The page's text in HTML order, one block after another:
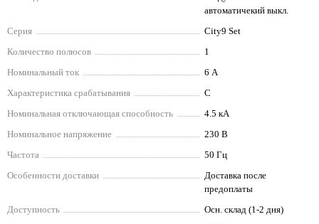
автоматичекий выкл.
Серия
City9 Set
Количество полюсов
1
Номинальный ток
6 А
Характеристика срабатывания
C
Номинальная отключающая способность
4.5 кА
Номинальное напряжение
230 В
Частота
50 Гц
Особенности доставки
Доставка после
предоплаты
Доступность
Осн. склад (1-2 дня)